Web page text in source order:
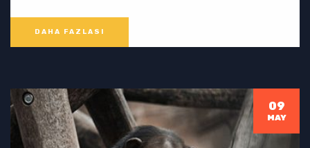
DAHA FAZLASI
09
MAY